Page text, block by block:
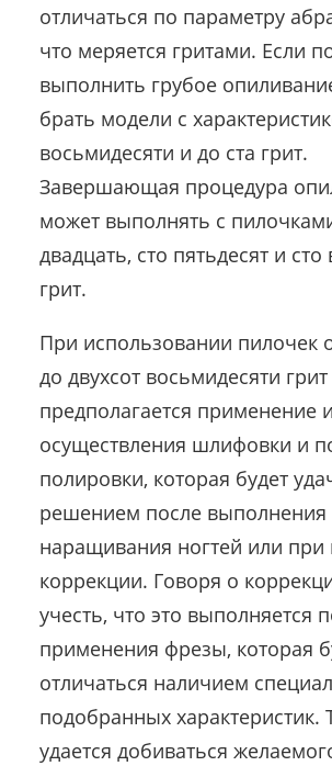
отличаться по параметру
что меряется гритами. Если
выполнить грубое
брать модели с
восьмидесяти и до ста грит.
Завершающая процедура
может выполнять с
двадцать, сто пятьдесят и
грит.
При использовании пилочек
до двухсот восьмидесяти грит
предполагается применение
осуществления шлифовки и
полировки, которая будет
решением после
наращивания ногтей или при
коррекции. Говоря о
учесть, что это выполняется
применения фрезы, которая
отличаться наличием
подобранных характеристик.
удается добиваться